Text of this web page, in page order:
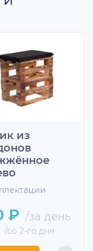
из
₽ /за день
/со 2-го дня